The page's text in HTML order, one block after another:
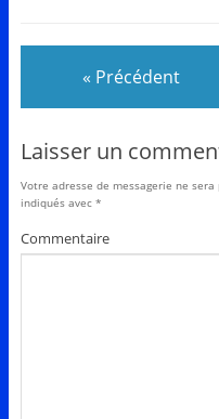
« Précédent
Laisser un
Votre adresse de messagerie ne sera
indiqués avec *
Commentaire